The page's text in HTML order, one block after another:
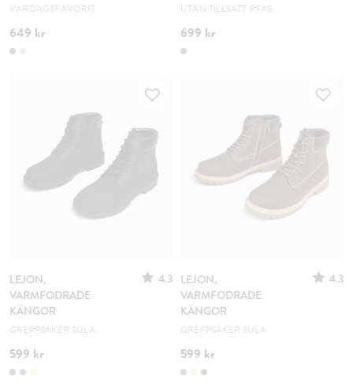
VARDAGSFAVORIT
649 kr
UTAN TILLSATT PFAS
699 kr
LEJON,
VARMFODRADE
KÄNGOR
4.3
GREPPSÄKER SULA
599 kr
LEJON,
VARMFODRADE
KÄNGOR
4.3
GREPPSÄKER SULA
599 kr